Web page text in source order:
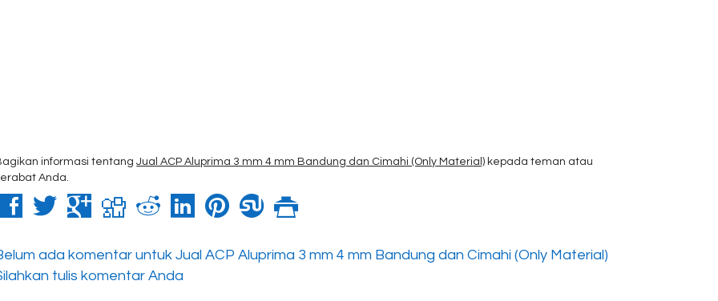
informasi tentangJual ACP Aluprima 3 mm 4 mm Bandung dan Cimahi (Only Material) kepada teman atau
Anda.
ada komentar untuk Jual ACP Aluprima 3 mm 4 mm Bandung dan Cimahi (Only Material)
tulis komentar Anda